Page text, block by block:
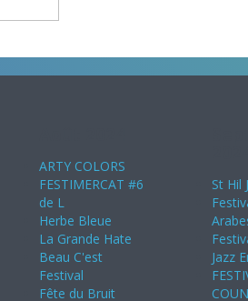
ARTY COLORS
FESTIMERCAT #6
de L
Herbe Bleue
La Grande Hate
Beau C'est
Festival
Fête du Bruit
St Hil
Jazz